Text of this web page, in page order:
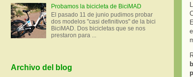
Probamos la bicicleta de BiciMAD
El pasado 11 de junio pudimos probar
dos modelos "casi definitivos" de la bici
BiciMAD. Dos bicicletas que se nos
prestaron para ...
Archivo del blog